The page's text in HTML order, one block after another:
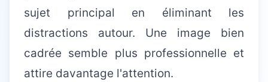
sujet principal en éliminant les
distractions autour. Une image bien
cadrée semble plus professionnelle et
attire davantage l'attention.